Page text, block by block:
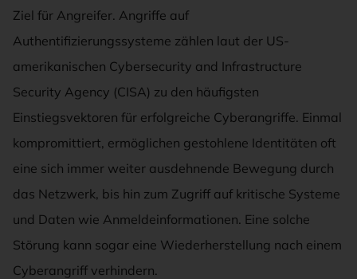
Ziel für Angreifer. Angriffe auf
Authentifizierungssysteme zählen laut der US-
amerikanischen Cybersecurity and Infrastructure
Security Agency (CISA) zu den häufigsten
Einstiegsvektoren für erfolgreiche Cyberangriffe. Einmal
kompromittiert, ermöglichen gestohlene Identitäten oft
eine sich immer weiter ausdehnende Bewegung durch
das Netzwerk, bis hin zum Zugriff auf kritische Systeme
und Daten wie Anmeldeinformationen. Eine solche
Störung kann sogar eine Wiederherstellung nach einem
Cyberangriff verhindern.